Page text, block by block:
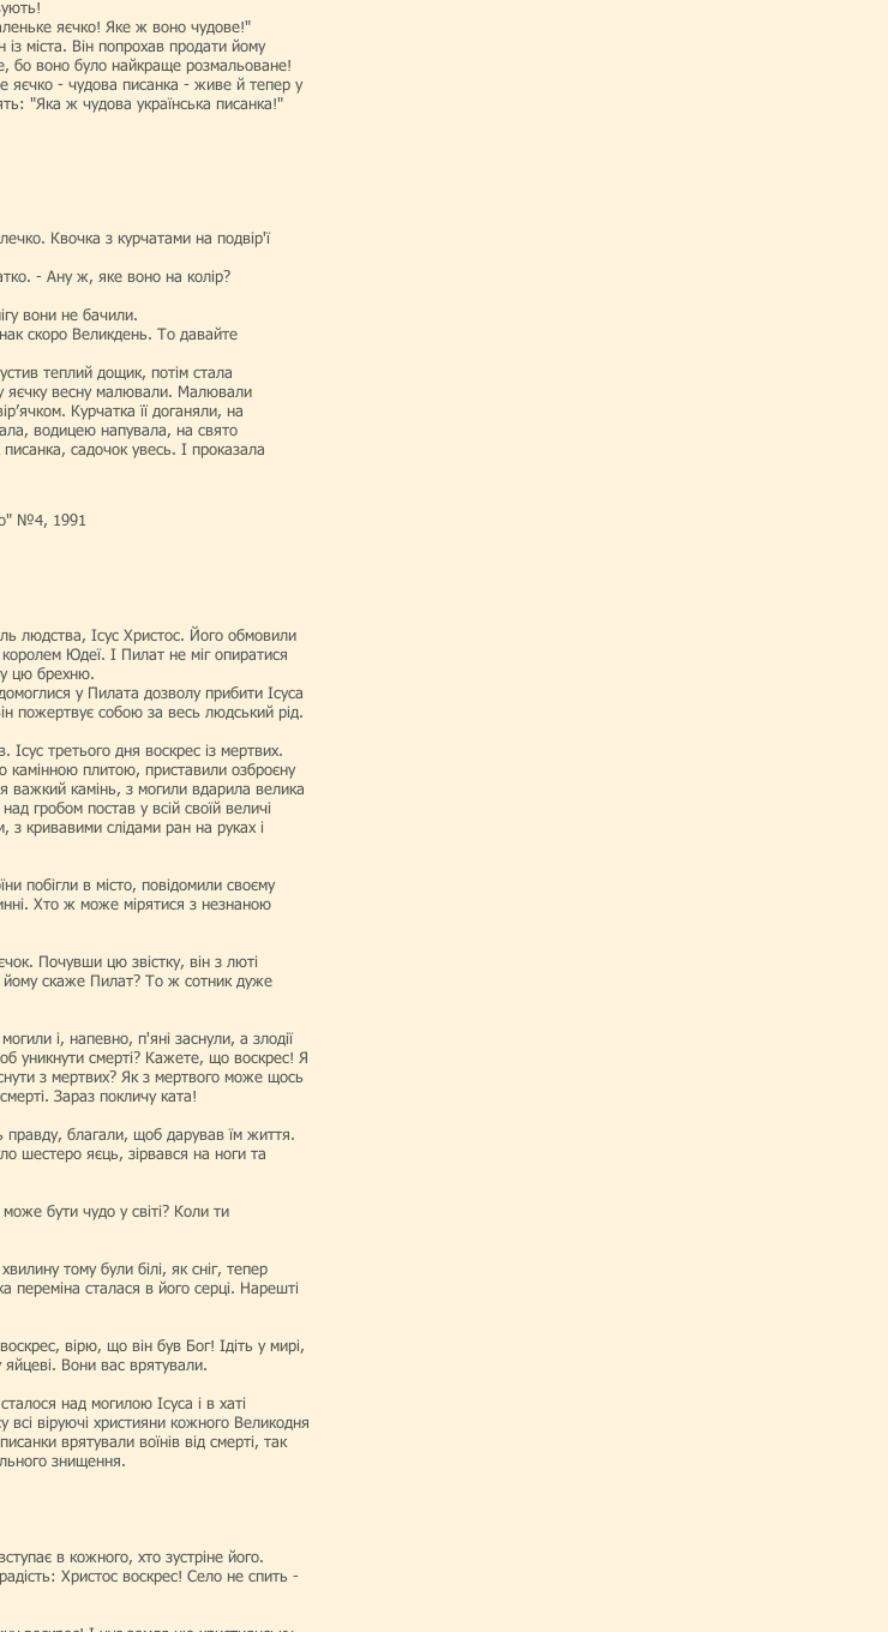
яєчко! Яке ж воно чудове!"
із міста. Він попрохав продати йому
бо воно було найкраще розмальоване!
яєчко - чудова писанка - живе й тепер у
"Яка ж чудова українська писанка!"
Квоч­ка з курчатами на подвір'ї
- Ану ж, яке воно на колір?
вони не бачили.
скоро Великдень. То давайте
теплий дощик, потім стала
яєчку весну малювали. Малювали
Курчатка її доганяли, на
водицею напувала, на свято
садочок увесь. І проказала
№4, 1991
людст­ва, Ісус Христос. Його обмовили
Юдеї. І Пилат не міг опиратися
у цю брехню.
у Пилата дозволу прибити Ісуса
пожертвує собою за весь люд­ський рід.
Ісус третього дня воскрес із мертвих.
камінною плитою, приставили озброєну
важкий камінь, з моги­ли вдарила велика
гробом постав у всій своїй величі
з кривавими слідами ран на руках і
побіг­ли в місто, повідомили своєму
Хто ж може мірятися з незнаною
По­чувши цю звістку, він з люті
йому скаже Пилат? То ж сотник дуже
і, напевно, п'яні заснули, а злодії
уникнути смерті? Кажете, що воскрес! Я
з мертвих? Як з мертвого може щось
Зараз покличу ката!
правду, благали, щоб дарував їм життя.
шестеро яєць, зірвався на ноги та
бути чудо у світі? Коли ти
тому були білі, як сніг, тепер
переміна сталася в його серці. Нарешті
вірю, що він був Бог! Ідіть у мирі,
яйцеві. Вони вас врятували.
над могилою Ісуса і в хаті
всі віруючі християни кожного Великодня
врятували воїнів від смерті, так
знищення.
в кожного, хто зустріне його.
Христос воскрес! Село не спить -